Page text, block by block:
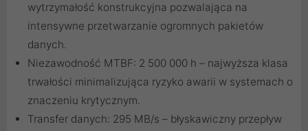
wytrzymałość konstrukcyjna pozwalająca na
intensywne przetwarzanie ogromnych pakietów
danych.
Niezawodność MTBF: 2 500 000 h – najwyższa klasa
trwałości minimalizująca ryzyko awarii w systemach o
znaczeniu krytycznym.
Transfer danych: 295 MB/s – błyskawiczny przepływ